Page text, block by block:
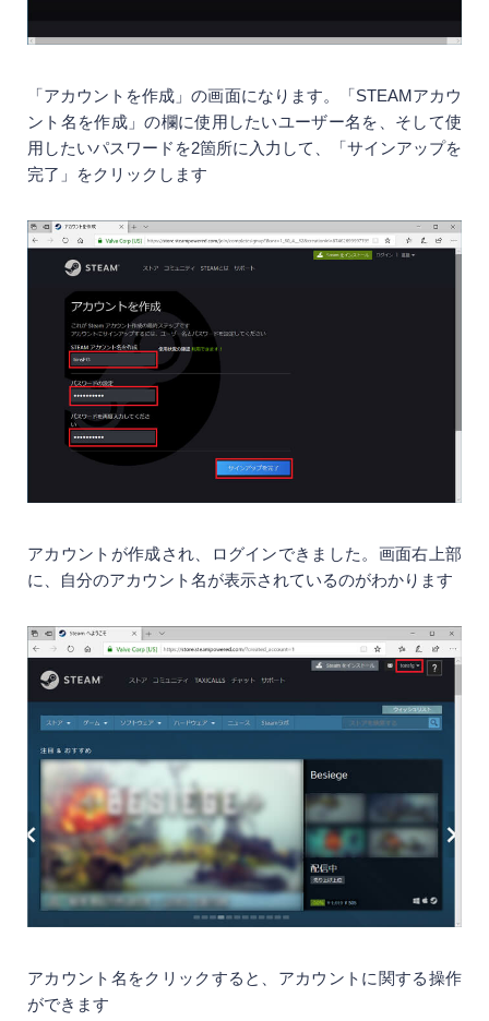
「アカウントを作成」の画面になります。「STEAMアカウ
ント名を作成」の欄に使用したいユーザー名を、そして使
用したいパスワードを2箇所に入力して、「サインアップを
完了」をクリックします
アカウントが作成され、ログインできました。画面右上部
に、自分のアカウント名が表示されているのがわかります
アカウント名をクリックすると、アカウントに関する操作
ができます